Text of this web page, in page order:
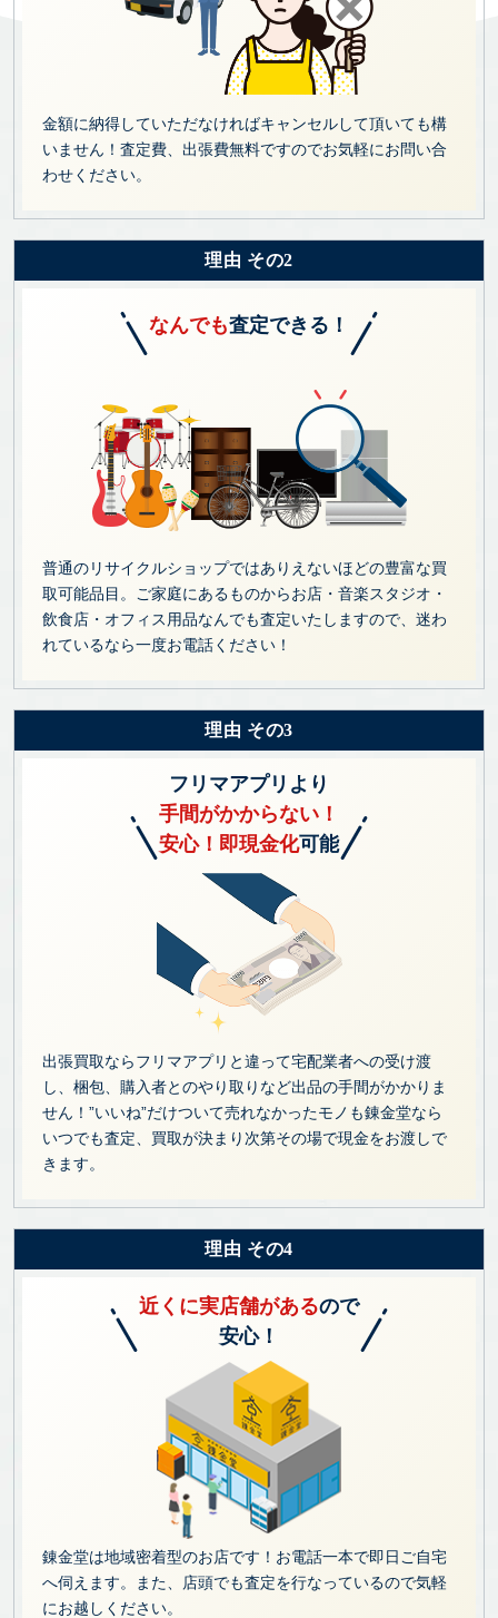
金額に納得していただなければキャンセルして頂いても構
いません！査定費、出張費無料ですのでお気軽にお問い合
わせください。
理由 その2
なんでも査定できる！
普通のリサイクルショップではありえないほどの豊富な買
取可能品目。ご家庭にあるものからお店・音楽スタジオ・
飲食店・オフィス用品なんでも査定いたしますので、迷わ
れているなら一度お電話ください！
理由 その3
フリマアプリより
手間がかからない！
安心！即現金化可能
出張買取ならフリマアプリと違って宅配業者への受け渡
し、梱包、購入者とのやり取りなど出品の手間がかかりま
せん！”いいね”だけついて売れなかったモノも錬金堂なら
いつでも査定、買取が決まり次第その場で現金をお渡しで
きます。
理由 その4
近くに実店舗があるので
安心！
錬金堂は地域密着型のお店です！お電話一本で即日ご自宅
へ伺えます。また、店頭でも査定を行なっているので気軽
にお越しください。